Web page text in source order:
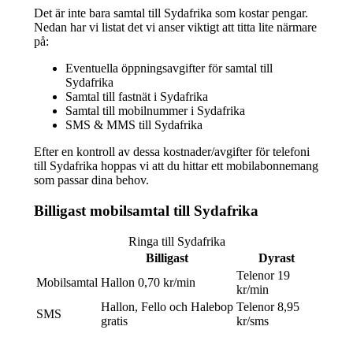
Det är inte bara samtal till Sydafrika som kostar pengar.
Nedan har vi listat det vi anser viktigt att titta lite närmare
på:
Eventuella öppningsavgifter för samtal till
Sydafrika
Samtal till fastnät i Sydafrika
Samtal till mobilnummer i Sydafrika
SMS & MMS till Sydafrika
Efter en kontroll av dessa kostnader/avgifter för telefoni
till Sydafrika hoppas vi att du hittar ett mobilabonnemang
som passar dina behov.
Billigast mobilsamtal till Sydafrika
Ringa till Sydafrika
Billigast
Dyrast
Mobilsamtal Hallon 0,70 kr/min
Telenor 19
kr/min
SMS
Hallon, Fello och Halebop
gratis
Telenor 8,95
kr/sms